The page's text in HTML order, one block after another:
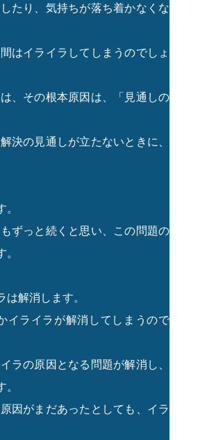
たり、気持ちが落ち着かなくな
はイライラしてしまうのでしょ
、その根本原因は、「見通しの
決の見通しが立たないときに、
ずっと続くと思い、この問題の
解消します。
イライラが解消してしまうので
ラの原因となる問題が解消し、
因がまだあったとしても、イラ